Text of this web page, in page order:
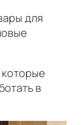
для
которые
в